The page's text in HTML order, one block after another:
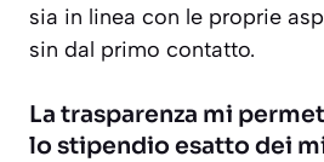
sia in linea con le proprie
sin dal primo contatto.
La trasparenza mi
lo stipendio esatto dei